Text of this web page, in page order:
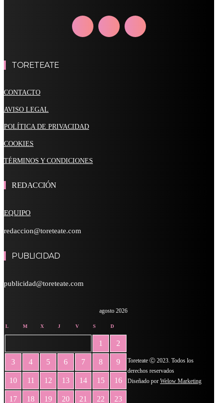
TORETEATE
CONTACTO
AVISO LEGAL
POLÍTICA DE PRIVACIDAD
COOKIES
TÉRMINOS Y CONDICIONES
REDACCIÓN
EQUIPO
redaccion@toreteate.com
PUBLICIDAD
publicidad@toreteate.com
agosto 2026
L M X J V S D
1 2
3 4 5 6 7 8 9
10 11 12 13 14 15 16
17 18 19 20 21 22 23
Toreteate Ⓒ 2023. Todos los
derechos reservados
Diseñado por Welow Marketing